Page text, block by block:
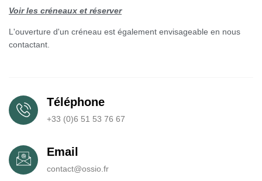
Voir les créneaux et réserver
L'ouverture d'un créneau est également envisageable en nous
contactant.
Téléphone
+33 (0)6 51 53 76 67
Email
contact@ossio.fr